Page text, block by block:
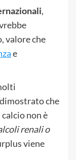
,
valore che
e
che
non è
renali o
viene